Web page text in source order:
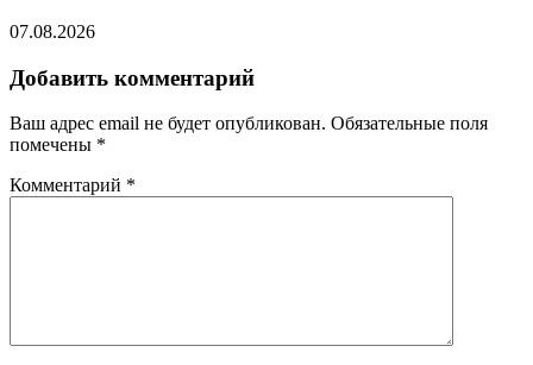
07.08.2026
Добавить комментарий
Ваш адрес email не будет опубликован. Обязательные поля
помечены *
Комментарий *